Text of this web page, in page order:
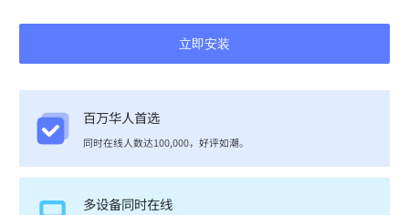
立即安装
百万华人首选
同时在线人数达100,000，好评如潮。
多设备同时在线